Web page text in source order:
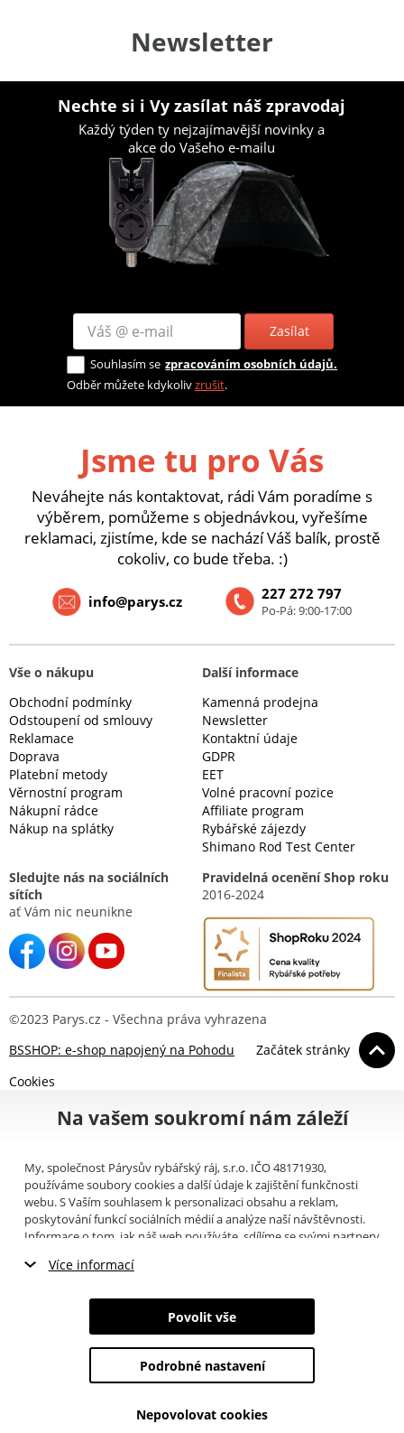
Newsletter
Nechte si i Vy zasílat náš zpravodaj
Každý týden ty nejzajímavější novinky a
akce do Vašeho e-mailu
Zasílat
Souhlasím se zpracováním osobních údajů.
Odběr můžete kdykolivzrušit.
Jsme tu pro Vás
Neváhejte nás kontaktovat, rádi Vám poradíme s
výběrem, pomůžeme s objednávkou, vyřešíme
reklamaci, zjistíme, kde se nachází Váš balík, prostě
cokoliv, co bude třeba. :)
227 272 797
Po-Pá: 9:00-17:00
info@parys.cz
Vše o nákupu
Obchodní podmínky
Odstoupení od smlouvy
Reklamace
Doprava
Platební metody
Věrnostní program
Nákupní rádce
Nákup na splátky
Další informace
Kamenná prodejna
Newsletter
Kontaktní údaje
GDPR
EET
Volné pracovní pozice
Affiliate program
Rybářské zájezdy
Shimano Rod Test Center
Sledujte nás na sociálních
sítích
ať Vám nic neunikne
Pravidelná ocenění Shop roku
2016-2024
©2023 Parys.cz - Všechna práva vyhrazena
BSSHOP: e-shop napojený na Pohodu
Začátek stránky
Cookies
Na vašem soukromí nám záleží
My, společnost Párysův rybářský ráj, s.r.o. IČO 48171930,
používáme soubory cookies a další údaje k zajištění funkčnosti
webu. S Vaším souhlasem k personalizaci obsahu a reklam,
poskytování funkcí sociálních médií a analýze naší návštěvnosti.
Informace o tom, jak náš web používáte, sdílíme se svými partnery
můžete přečíst, jak tyto informace Google používá. Partneři tyto
poskytli nebo které získali v důsledku toho, že používáte jejich
služby. Tyto údaje zahrnují cookies, data z dalších úložišť, IP
adresu a další informace spojené s prohlížením webu. Svůj souhlas
Více informací
Nezbytné cookies
Marketingové cookies
Analytické cookies
Údaje o uživatelích
Povolit vše
Podrobné nastavení
Nepovolovat cookies